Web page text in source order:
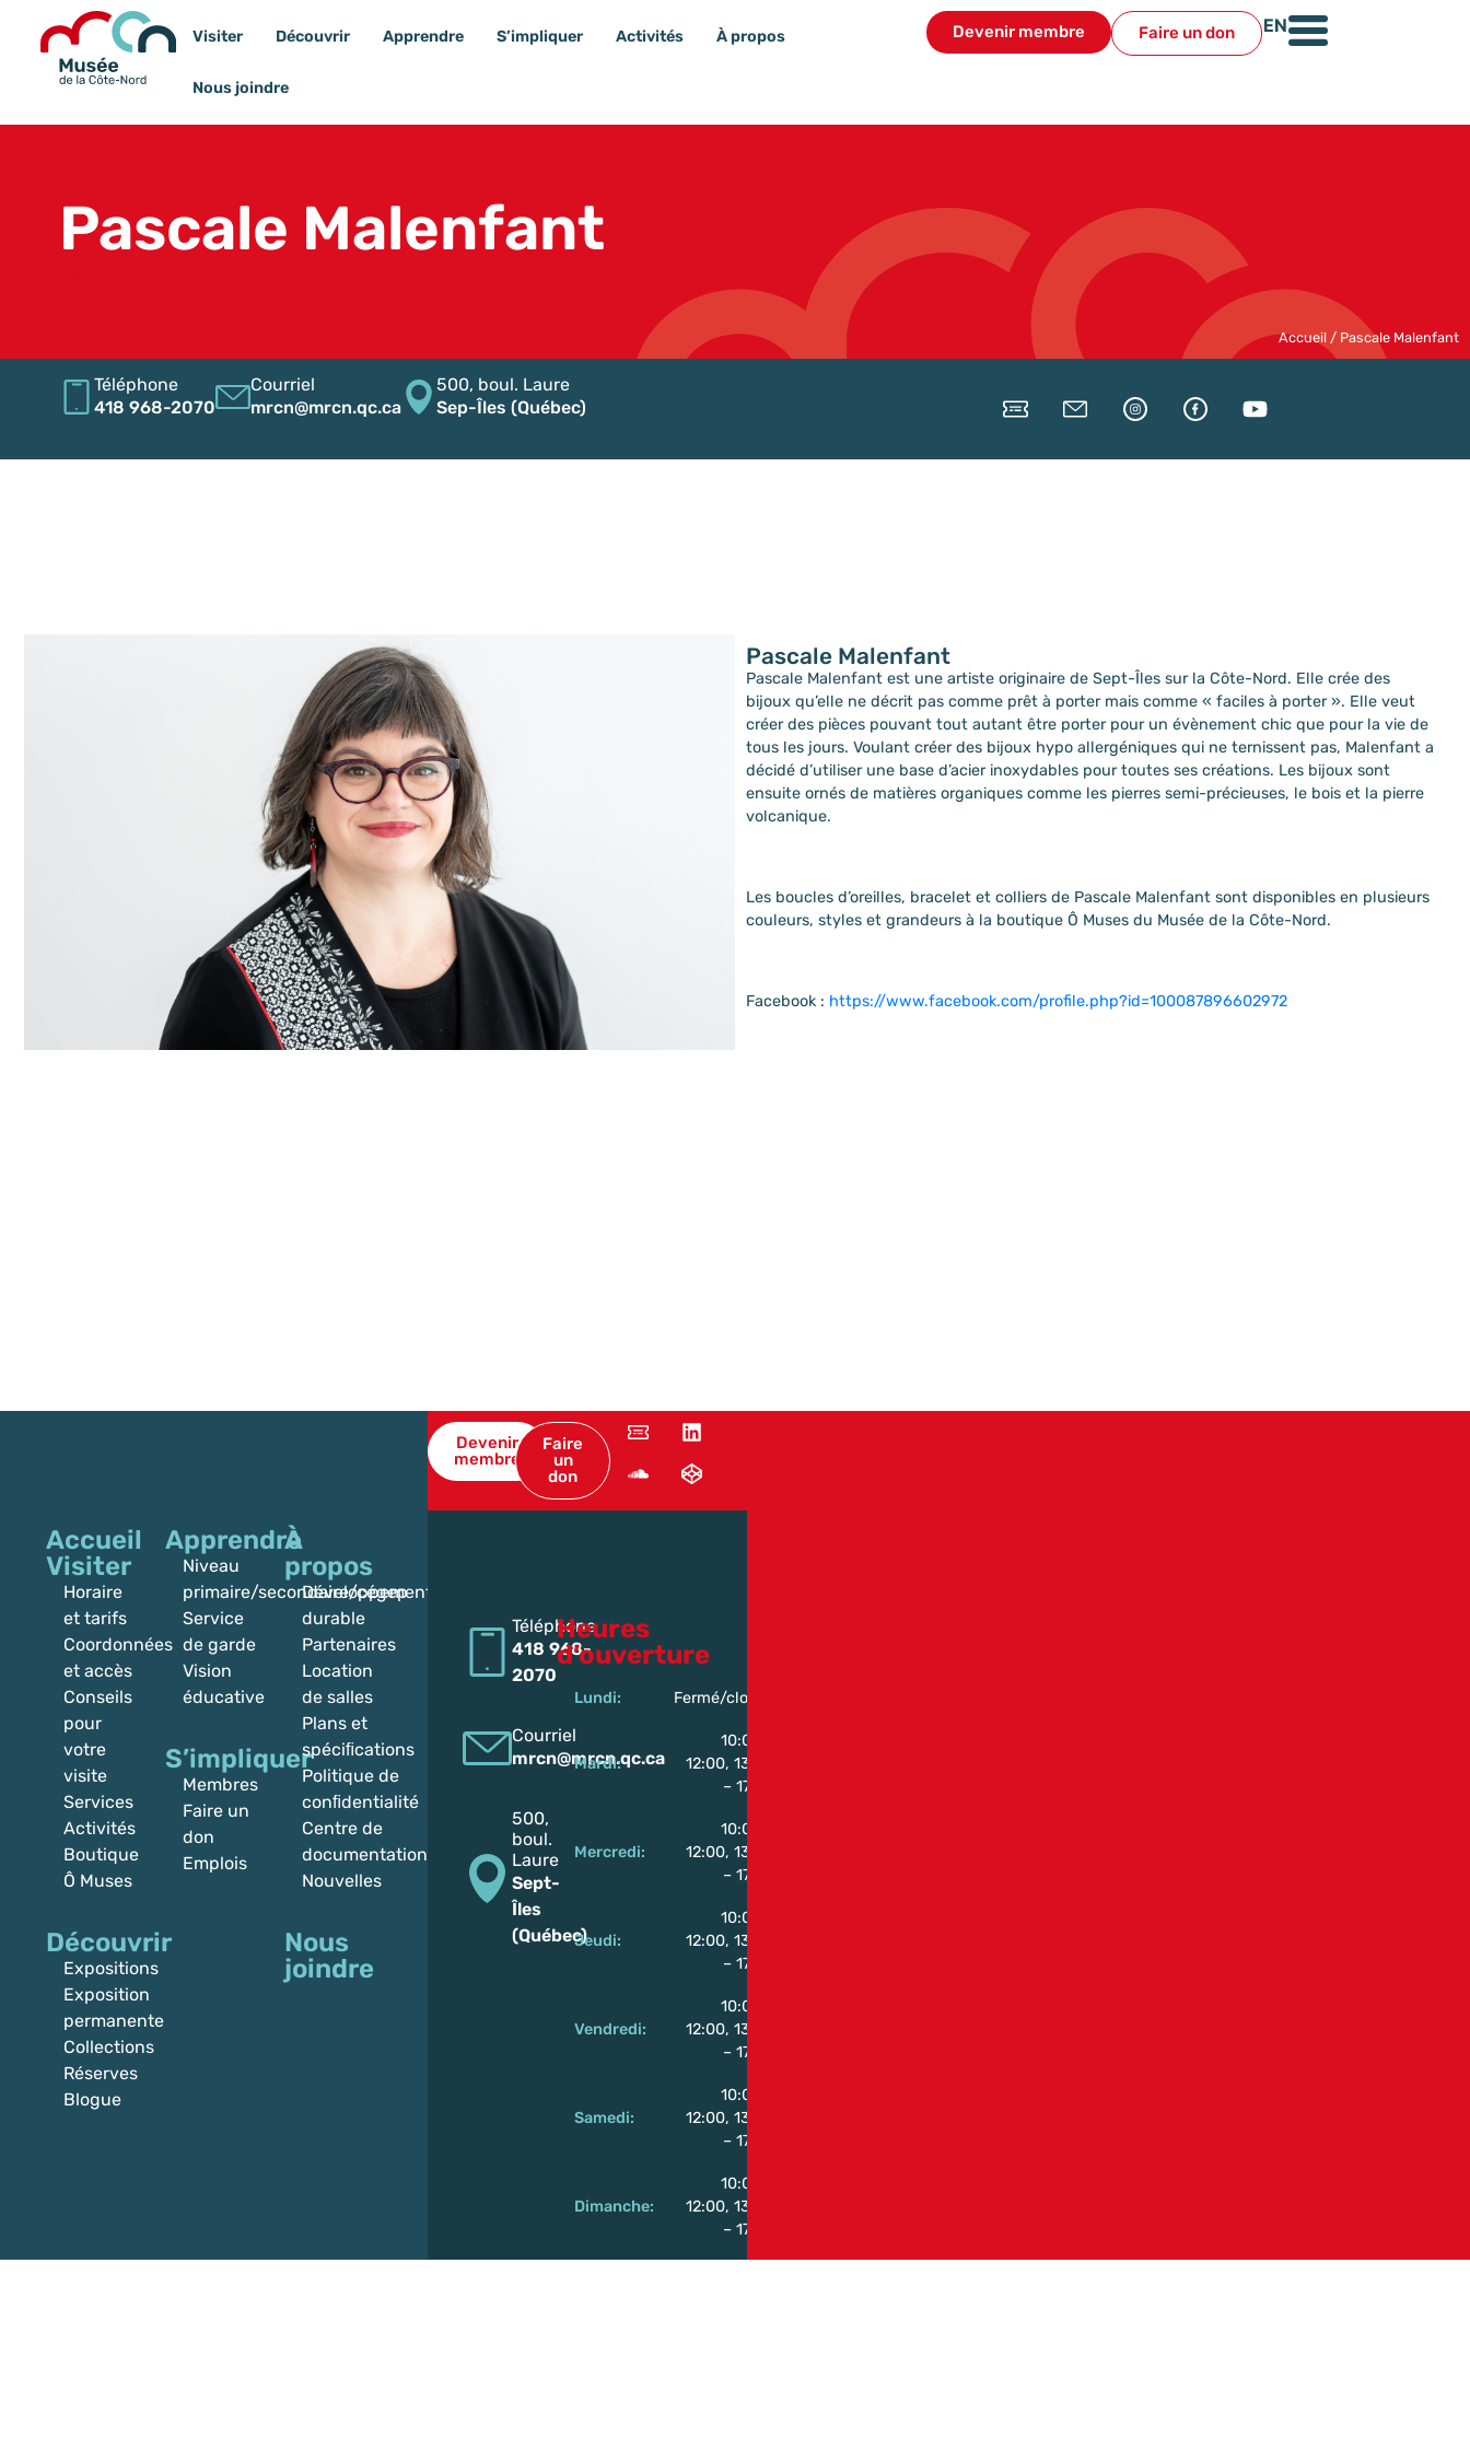
Visiter Découvrir Apprendre S’impliquer Activités À propos
Nous joindre
Devenir membre Faire un don
Pascale Malenfant
Accueil / Pascale Malenfant
Téléphone
418 968-2070
Courriel
mrcn@mrcn.qc.ca
500, boul. Laure
Sep-Îles (Québec)
Pascale Malenfant
Pascale Malenfant est une artiste originaire de Sept-Îles sur la Côte-Nord. Elle crée des
bijoux qu’elle ne décrit pas comme prêt à porter mais comme « faciles à porter ». Elle veut
créer des pièces pouvant tout autant être porter pour un évènement chic que pour la vie de
tous les jours. Voulant créer des bijoux hypo allergéniques qui ne ternissent pas, Malenfant a
décidé d’utiliser une base d’acier inoxydables pour toutes ses créations. Les bijoux sont
ensuite ornés de matières organiques comme les pierres semi-précieuses, le bois et la pierre
volcanique.
Les boucles d’oreilles, bracelet et colliers de Pascale Malenfant sont disponibles en plusieurs
couleurs, styles et grandeurs à la boutique Ô Muses du Musée de la Côte-Nord.
Facebook : https://www.facebook.com/profile.php?id=100087896602972
Accueil
Visiter
Horaire
et tarifs
Coordonnées
et accès
Conseils
pour
votre
visite
Services
Activités
Boutique
Ô Muses
Découvrir
Expositions
Exposition
permanente
Collections
Réserves
Blogue
Apprendre
Niveau
primaire/secondaire/cégep
Service
de garde
Vision
éducative
S’impliquer
Membres
Faire un
don
Emplois
À
propos
Développement
durable
Partenaires
Location
de salles
Plans et
spéciﬁcations
Politique de
conﬁdentialité
Centre de
documentation
Nouvelles
Nous
joindre
Devenir
membre
Faire
un
don
Téléphone
418 968-
2070
Courriel
mrcn@mrcn.qc.ca
500,
boul.
Laure
Sept-
Îles
(Québec)
Heures
d’ouverture
Lundi: Fermé/closed
Mardi:
10:00 –
12:00, 13:00
– 17:00
Mercredi:
10:00 –
12:00, 13:00
– 17:00
Jeudi:
10:00 –
12:00, 13:00
– 17:00
Vendredi:
10:00 –
12:00, 13:00
– 17:00
Samedi:
10:00 –
12:00, 13:00
– 17:00
Dimanche:
10:00 –
12:00, 13:00
– 17:00